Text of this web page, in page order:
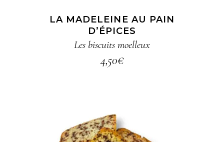
LA MADELEINE AU PAIN
D’ÉPICES
Les biscuits moelleux
4,50€